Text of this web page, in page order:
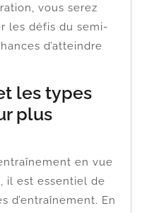
vous serez
les défis du semi-
d’atteindre
les types
plus
en vue
il est essentiel de
d’entraînement. En